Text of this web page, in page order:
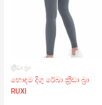
ක්‍රීඩා බ්‍රා
හොඳම දිගු රේඛා ක්‍රීඩා බ්‍රා
RUXI